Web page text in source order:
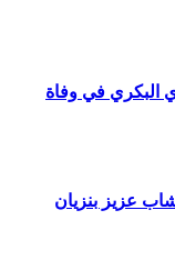
البكري في وفاة
عزيز بنزيان